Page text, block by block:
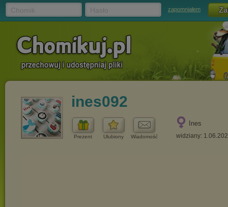
zapomniałem
ines092
Prezent Ulubiony Wiadomość
Ines
widziany: